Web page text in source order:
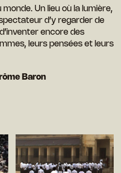
Un lieu où la lumière,
d’y regarder de
encore des
leurs pensées et leurs
Baron